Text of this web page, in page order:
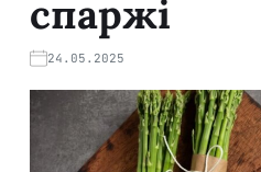
спаржі
24.05.2025